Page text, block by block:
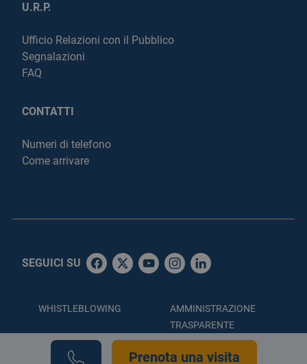
U.R.P.
Ufficio Relazioni con il Pubblico
Segnalazioni
FAQ
CONTATTI
Numeri di telefono
Come arrivare
SEGUICI SU
WHISTLEBLOWING
AMMINISTRAZIONE
TRASPARENTE
ACCESSIBILITÀ
Prenota una visita